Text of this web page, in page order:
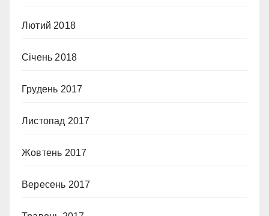
Лютий 2018
Січень 2018
Грудень 2017
Листопад 2017
Жовтень 2017
Вересень 2017